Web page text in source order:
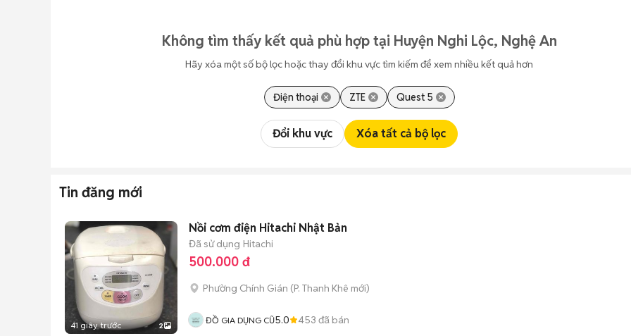
Không tìm thấy kết quả phù hợp tại Huyện Nghi Lộc, Nghệ An
Hãy xóa một số bộ lọc hoặc thay đổi khu vực tìm kiếm để xem nhiều kết quả hơn
Điện thoại ZTE Quest 5
Đổi khu vực Xóa tất cả bộ lọc
Tin đăng mới
41 giây trước 2
Nồi cơm điện Hitachi Nhật Bản
Đã sử dụng Hitachi
500.000 đ
Phường Chính Gián (P. Thanh Khê mới)
ĐỒ GIA DỤNG CŨ5.0 453 đã bán